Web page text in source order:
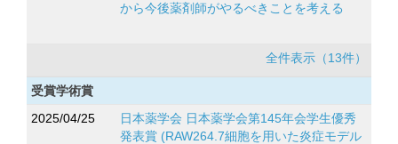
から今後薬剤師がやるべきことを考える
全件表示（13件）
受賞学術賞
2025/04/25
日本薬学会 日本薬学会第145年会学生優秀
発表賞 (RAW264.7細胞を用いた炎症モデル